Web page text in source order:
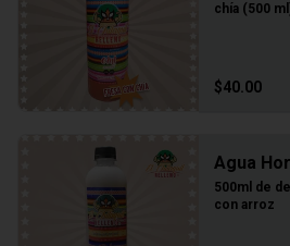
chía (500
$40.00
Agua
500ml de
con arroz